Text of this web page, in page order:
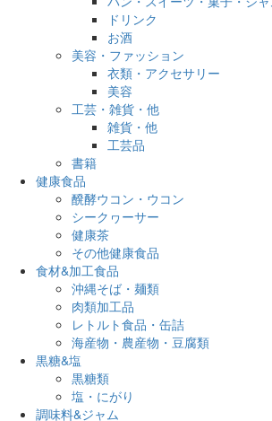
ドリンク
お酒
美容・ファッション
衣類・アクセサリー
美容
工芸・雑貨・他
雑貨・他
工芸品
書籍
健康食品
醗酵ウコン・ウコン
シークヮーサー
健康茶
その他健康食品
食材&加工食品
沖縄そば・麺類
肉類加工品
レトルト食品・缶詰
海産物・農産物・豆腐類
黒糖&塩
黒糖類
塩・にがり
調味料&ジャム